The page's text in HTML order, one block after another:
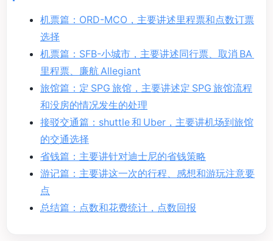
机票篇：ORD-MCO，主要讲述里程票和点数订票
选择
机票篇：SFB-小城市，主要讲述同行票、取消 BA
里程票、廉航 Allegiant
旅馆篇：定 SPG 旅馆，主要讲述定 SPG 旅馆流程
和没房的情况发生的处理
接驳交通篇：shuttle 和 Uber，主要讲机场到旅馆
的交通选择
省钱篇：主要讲针对迪士尼的省钱策略
游记篇：主要讲这一次的行程、感想和游玩注意要
点
总结篇：点数和花费统计，点数回报